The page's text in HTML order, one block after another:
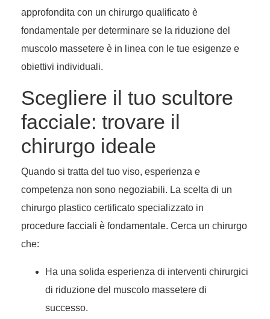
approfondita con un chirurgo qualificato è
fondamentale per determinare se la riduzione del
muscolo massetere è in linea con le tue esigenze e
obiettivi individuali.
Scegliere il tuo scultore
facciale: trovare il
chirurgo ideale
Quando si tratta del tuo viso, esperienza e
competenza non sono negoziabili. La scelta di un
chirurgo plastico certificato specializzato in
procedure facciali è fondamentale. Cerca un chirurgo
che:
Ha una solida esperienza di interventi chirurgici
di riduzione del muscolo massetere di
successo.